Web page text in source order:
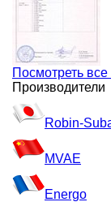
Посмотреть
Производители
Robin-
MVAE
Energo